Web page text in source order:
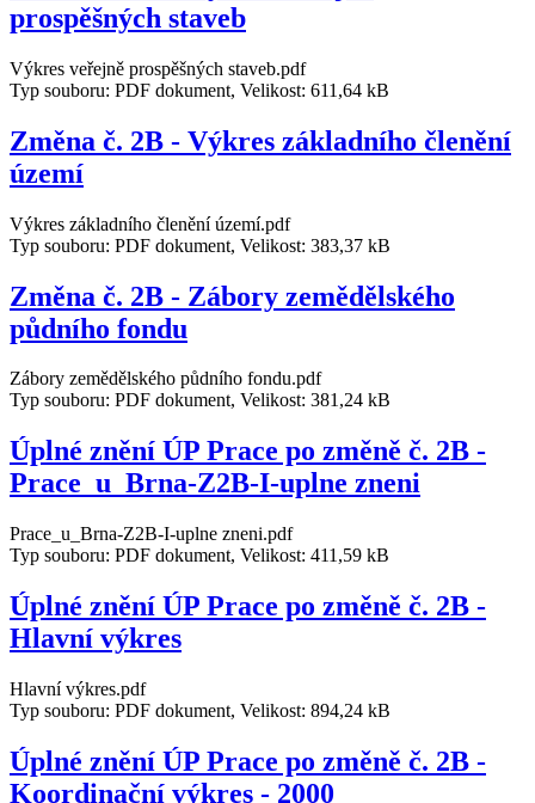
prospěšných staveb
Výkres veřejně prospěšných staveb.pdf
Typ souboru: PDF dokument, Velikost: 611,64 kB
Změna č. 2B - Výkres základního členění
území
Výkres základního členění území.pdf
Typ souboru: PDF dokument, Velikost: 383,37 kB
Změna č. 2B - Zábory zemědělského
půdního fondu
Zábory zemědělského půdního fondu.pdf
Typ souboru: PDF dokument, Velikost: 381,24 kB
Úplné znění ÚP Prace po změně č. 2B -
Prace_u_Brna-Z2B-I-uplne zneni
Prace_u_Brna-Z2B-I-uplne zneni.pdf
Typ souboru: PDF dokument, Velikost: 411,59 kB
Úplné znění ÚP Prace po změně č. 2B -
Hlavní výkres
Hlavní výkres.pdf
Typ souboru: PDF dokument, Velikost: 894,24 kB
Úplné znění ÚP Prace po změně č. 2B -
Koordinační výkres - 2000